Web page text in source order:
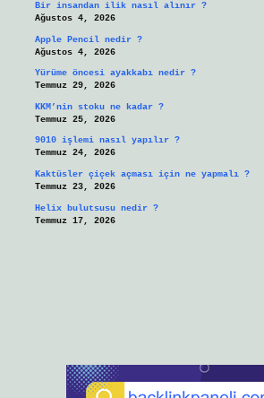
Bir insandan ilik nasıl alınır ?
Ağustos 4, 2026
Apple Pencil nedir ?
Ağustos 4, 2026
Yürüme öncesi ayakkabı nedir ?
Temmuz 29, 2026
KKM’nin stoku ne kadar ?
Temmuz 25, 2026
9010 işlemi nasıl yapılır ?
Temmuz 24, 2026
Kaktüsler çiçek açması için ne yapmalı ?
Temmuz 23, 2026
Helix bulutsusu nedir ?
Temmuz 17, 2026